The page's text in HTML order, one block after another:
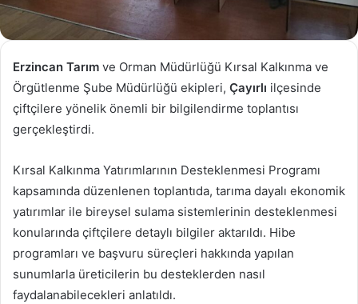
Erzincan Tarım ve Orman Müdürlüğü Kırsal Kalkınma ve
Örgütlenme Şube Müdürlüğü ekipleri, Çayırlı ilçesinde
çiftçilere yönelik önemli bir bilgilendirme toplantısı
gerçekleştirdi.
Kırsal Kalkınma Yatırımlarının Desteklenmesi Programı
kapsamında düzenlenen toplantıda, tarıma dayalı ekonomik
yatırımlar ile bireysel sulama sistemlerinin desteklenmesi
konularında çiftçilere detaylı bilgiler aktarıldı. Hibe
programları ve başvuru süreçleri hakkında yapılan
sunumlarla üreticilerin bu desteklerden nasıl
faydalanabilecekleri anlatıldı.